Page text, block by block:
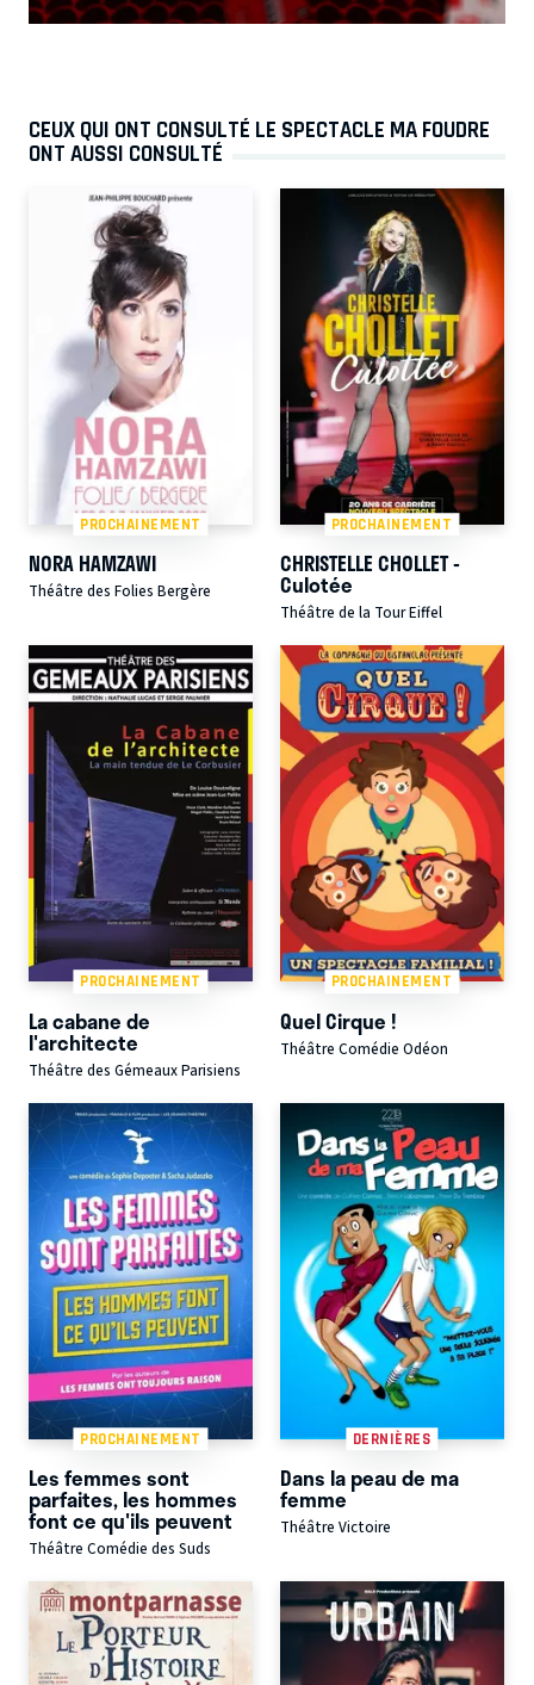
CEUX QUI ONT CONSULTÉ LE SPECTACLE MA FOUDRE
ONT AUSSI CONSULTÉ
PROCHAINEMENT
NORA HAMZAWI
Théâtre des Folies Bergère
PROCHAINEMENT
CHRISTELLE CHOLLET -
Culotée
Théâtre de la Tour Eiffel
PROCHAINEMENT
La cabane de
l'architecte
Théâtre des Gémeaux Parisiens
PROCHAINEMENT
Quel Cirque !
Théâtre Comédie Odéon
PROCHAINEMENT
Les femmes sont
parfaites, les hommes
font ce qu'ils peuvent
Théâtre Comédie des Suds
DERNIÈRES
Dans la peau de ma
femme
Théâtre Victoire